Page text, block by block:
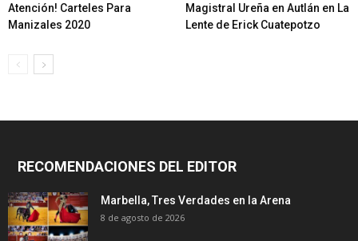
Atención! Carteles Para
Manizales 2020
Magistral Ureña en Autlán en La
Lente de Erick Cuatepotzo
RECOMENDACIONES DEL EDITOR
Marbella, Tres Verdades en la Arena
8 de agosto de 2026